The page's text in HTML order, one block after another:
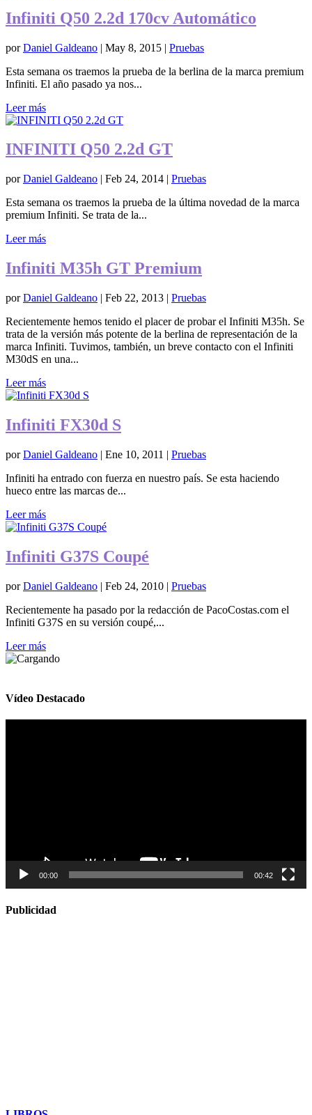
Infiniti Q50 2.2d 170cv Automático
porDaniel Galdeano | May 8, 2015 | Pruebas
Esta semana os traemos la prueba de la berlina de la marca premium
Infiniti. El año pasado ya nos...
Leer más
INFINITI Q50 2.2d GT
porDaniel Galdeano | Feb 24, 2014 | Pruebas
Esta semana os traemos la prueba de la última novedad de la marca
premium Infiniti. Se trata de la...
Leer más
Infiniti M35h GT Premium
porDaniel Galdeano | Feb 22, 2013 | Pruebas
Recientemente hemos tenido el placer de probar el Infiniti M35h. Se
trata de la versión más potente de la berlina de representación de la
marca Infiniti. Tuvimos, también, un breve contacto con el Infiniti
M30dS en una...
Leer más
Infiniti FX30d S
porDaniel Galdeano | Ene 10, 2011 | Pruebas
Infiniti ha entrado con fuerza en nuestro país. Se esta haciendo
hueco entre las marcas de...
Leer más
Infiniti G37S Coupé
porDaniel Galdeano | Feb 24, 2010 | Pruebas
Recientemente ha pasado por la redacción de PacoCostas.com el
Infiniti G37S en su versión coupé,...
Leer más
Vídeo Destacado
00:00 00:42
Publicidad